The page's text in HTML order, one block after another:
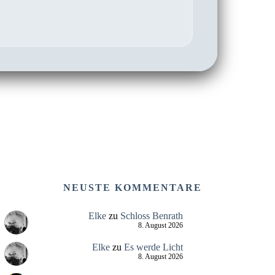
NEUSTE KOMMENTARE
Elkezu Schloss Benrath
8. August 2026
Elkezu Es werde Licht
8. August 2026